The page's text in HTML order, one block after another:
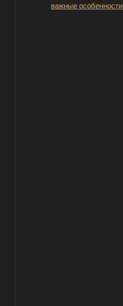
важные особенности